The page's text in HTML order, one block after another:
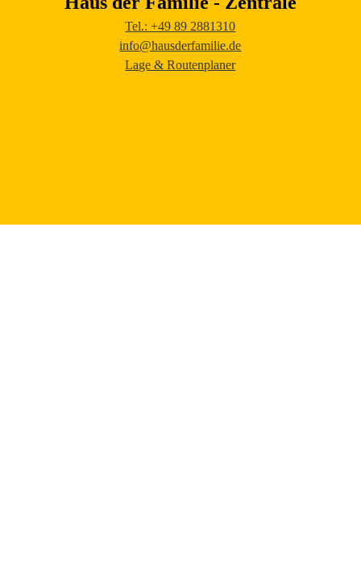
Tel.: +49 89 2881310
info@hausderfamilie.de
Lage & Routenplaner